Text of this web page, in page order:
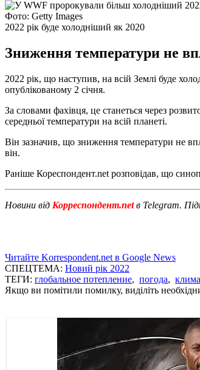
Фото: Getty Images
2022 рік буде холодніший як 2020
Зниження температури не
2022 рік, що наступив, на всій Землі буде
опублікованому 2 січня.
За словами фахівця, це станеться через
середньої температури на всій планеті.
Він зазначив, що зниження температури не
він.
Раніше Кореспондент.net розповідав, що
Новини від Корреспондент.netв Telegram.
Читайте Korrespondent.net в Google News
СПЕЦТЕМА: Новий рік 2022
ТЕГИ: глобальное потепление, погода,
Якщо ви помітили помилку, виділіть